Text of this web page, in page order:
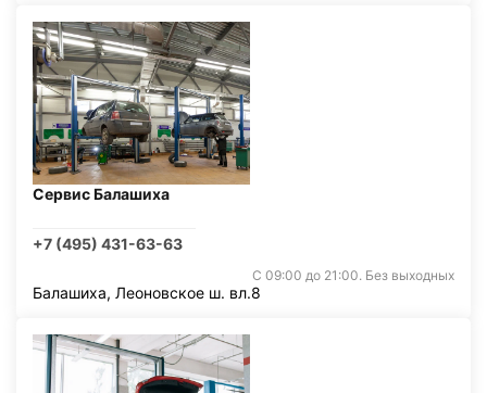
Сервис Балашиха
+7 (495) 431-63-63
С 09:00 до 21:00. Без выходных
Балашиха, Леоновское ш. вл.8